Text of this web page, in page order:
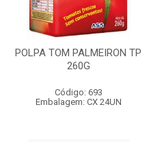
POLPA TOM PALMEIRON TP
260G
Código: 693
Embalagem: CX 24UN